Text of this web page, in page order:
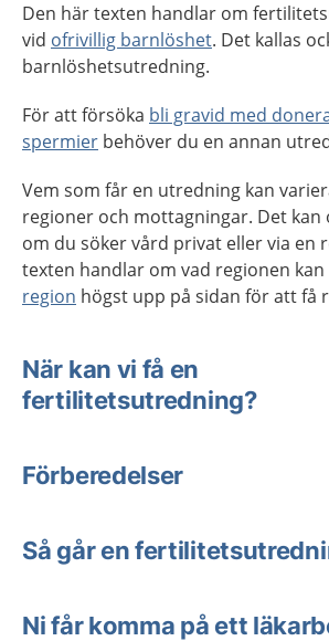
Den här texten handlar om
vid ofrivillig barnlöshet. Det kallas
barnlöshetsutredning.
För att försöka bli gravid med
spermier behöver du en annan
Vem som får en utredning kan
regioner och mottagningar. Det kan
om du söker vård privat eller via en
texten handlar om vad regionen
region högst upp på sidan för att få
När kan vi få en
fertilitetsutredning?
Förberedelser
Så går en
Ni får komma på ett